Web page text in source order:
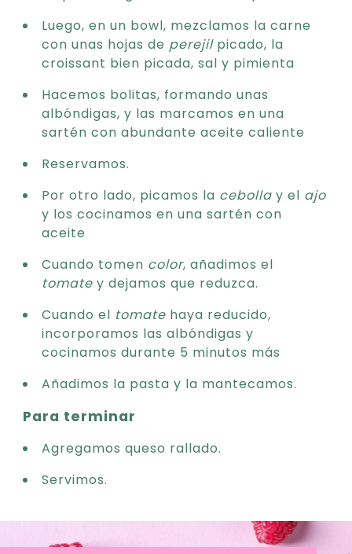
Luego, en un bowl, mezclamos la carne
con unas hojas de perejilpicado, la
croissant bien picada, sal y pimienta
Hacemos bolitas, formando unas
albóndigas, y las marcamos en una
sartén con abundante aceite caliente
Reservamos.
Por otro lado, picamos la cebolla y el ajo
y los cocinamos en una sartén con
aceite
Cuando tomen color, añadimos el
tomate y dejamos que reduzca.
Cuando el tomate haya reducido,
incorporamos las albóndigas y
cocinamos durante 5 minutos más
Añadimos la pasta y la mantecamos.
Para terminar
Agregamos queso rallado.
Servimos.